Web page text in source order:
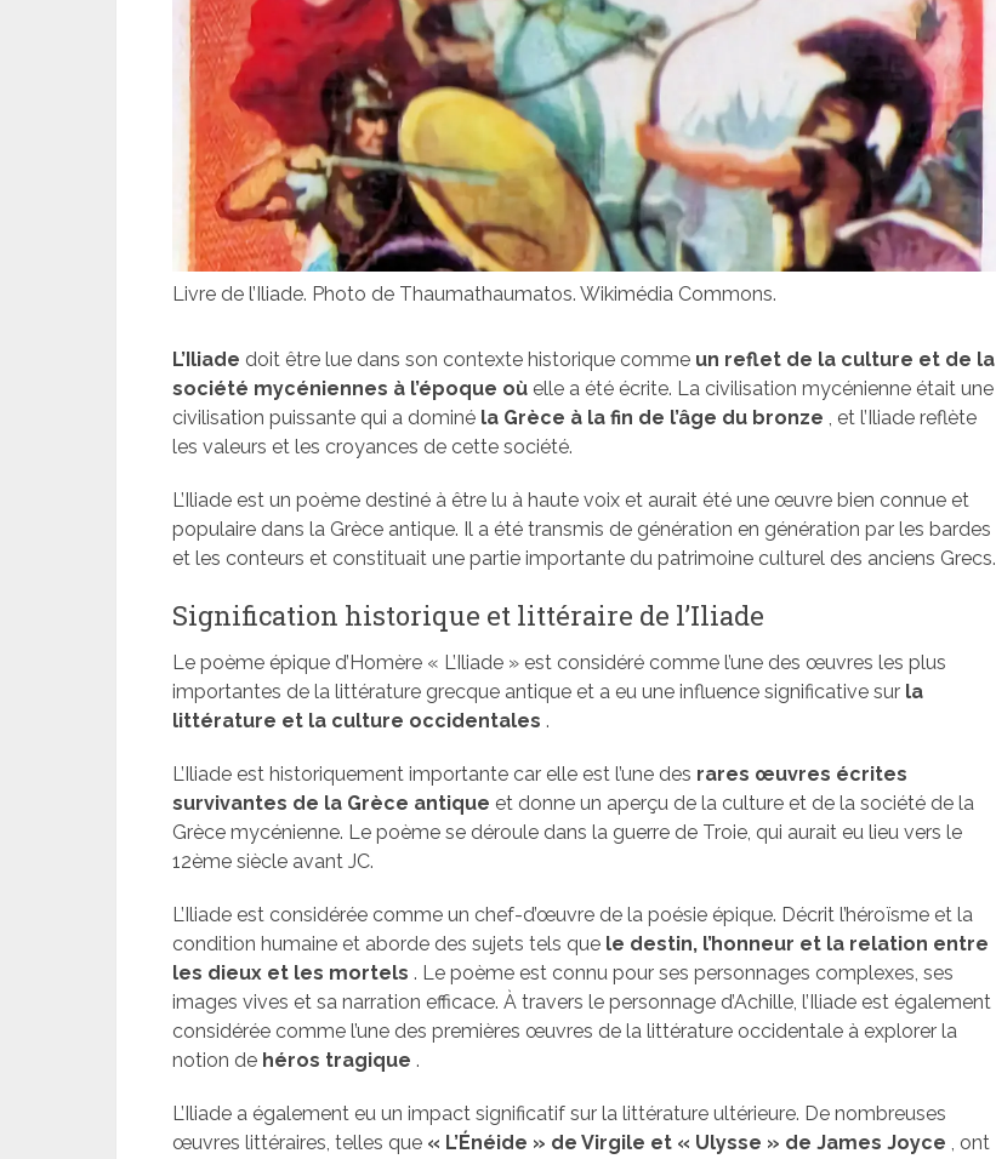
Livre de l’Iliade. Photo de Thaumathaumatos. Wikimédia Commons.
L’Iliade doit être lue dans son contexte historique comme un reflet de la culture et de la
société mycéniennes à l’époque où elle a été écrite. La civilisation mycénienne était une
civilisation puissante qui a dominé la Grèce à la fin de l’âge du bronze , et l’Iliade reflète
les valeurs et les croyances de cette société.
L’Iliade est un poème destiné à être lu à haute voix et aurait été une œuvre bien connue et
populaire dans la Grèce antique. Il a été transmis de génération en génération par les bardes
et les conteurs et constituait une partie importante du patrimoine culturel des anciens Grecs.
Signification historique et littéraire de l’Iliade
Le poème épique d’Homère « L’Iliade » est considéré comme l’une des œuvres les plus
importantes de la littérature grecque antique et a eu une influence significative sur la
littérature et la culture occidentales .
L’Iliade est historiquement importante car elle est l’une des rares œuvres écrites
survivantes de la Grèce antique et donne un aperçu de la culture et de la société de la
Grèce mycénienne. Le poème se déroule dans la guerre de Troie, qui aurait eu lieu vers le
12ème siècle avant JC.
L’Iliade est considérée comme un chef-d’œuvre de la poésie épique. Décrit l’héroïsme et la
condition humaine et aborde des sujets tels que le destin, l’honneur et la relation entre
les dieux et les mortels . Le poème est connu pour ses personnages complexes, ses
images vives et sa narration efficace. À travers le personnage d’Achille, l’Iliade est également
considérée comme l’une des premières œuvres de la littérature occidentale à explorer la
notion de héros tragique .
L’Iliade a également eu un impact significatif sur la littérature ultérieure. De nombreuses
œuvres littéraires, telles que « L’Énéide » de Virgile et « Ulysse » de James Joyce , ont